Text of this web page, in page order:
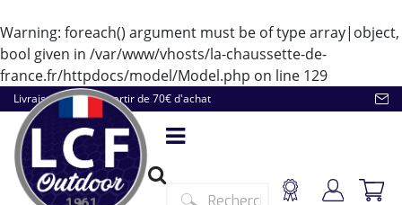
Warning: foreach() argument must be of type array|object,
bool given in /var/www/vhosts/la-chaussette-de-
france.fr/httpdocs/model/Model.php on line 129
Livraison offerte à partir de 70€ d'achat